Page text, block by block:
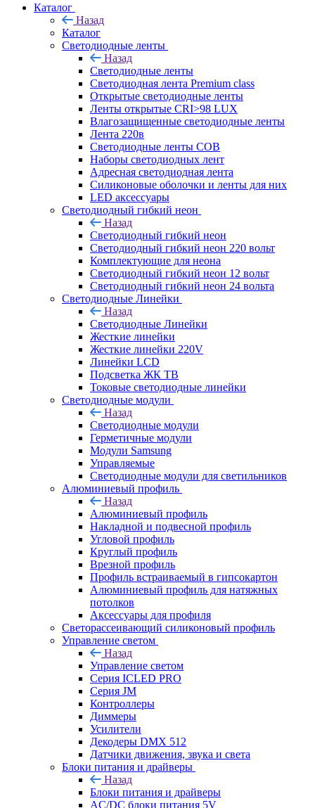
Каталог
Назад
Каталог
Светодиодные ленты
Назад
Светодиодные ленты
Светодиодная лента Premium class
Открытые светодиодные ленты
Ленты открытые CRI>98 LUX
Влагозащищенные светодиодные ленты
Лента 220в
Светодиодные ленты COB
Наборы светодиодных лент
Адресная светодиодная лента
Силиконовые оболочки и ленты для них
LED аксессуары
Светодиодный гибкий неон
Назад
Светодиодный гибкий неон
Светодиодный гибкий неон 220 вольт
Комплектующие для неона
Светодиодный гибкий неон 12 вольт
Светодиодный гибкий неон 24 вольта
Светодиодные Линейки
Назад
Светодиодные Линейки
Жесткие линейки
Жесткие линейки 220V
Линейки LCD
Подсветка ЖК ТВ
Токовые светодиодные линейки
Светодиодные модули
Назад
Светодиодные модули
Герметичные модули
Модули Samsung
Управляемые
Светодиодные модули для светильников
Алюминиевый профиль
Назад
Алюминиевый профиль
Накладной и подвесной профиль
Угловой профиль
Круглый профиль
Врезной профиль
Профиль встраиваемый в гипсокартон
Алюминиевый профиль для натяжных
потолков
Аксессуары для профиля
Светорассеивающий силиконовый профиль
Управление светом
Назад
Управление светом
Серия ICLED PRO
Серия JM
Контроллеры
Диммеры
Усилители
Декодеры DMX 512
Датчики движения, звука и света
Блоки питания и драйверы
Назад
Блоки питания и драйверы
AC/DC блоки питания 5V